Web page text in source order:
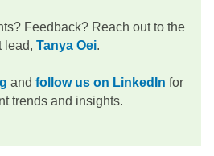
Feedback? Reach out to the
lead, Tanya Oei.
and follow us on LinkedIn for
trends and insights.